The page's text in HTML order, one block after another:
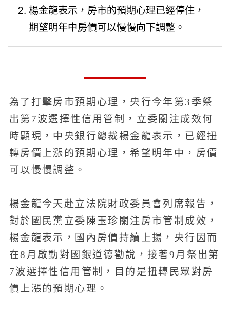
楊金龍表示，房市的預期心理已經停住，
期望明年中房價可以慢慢向下調整。
為了打擊房市預期心理，央行今年第3季祭
出第7波選擇性信用管制，立委關注成效何
時顯現，中央銀行總裁楊金龍表示，已經扭
轉房價上漲的預期心理，希望明年中，房價
可以慢慢調整。
楊金龍今天赴立法院財政委員會列席報告，
對於國民黨立委陳玉珍關注房市管制成效，
楊金龍表示，國內房價持續上揚，央行因而
在8月啟動對國銀道德勸說，接著9月祭出第
7波選擇性信用管制，目的是扭轉民眾對房
價上漲的預期心理。